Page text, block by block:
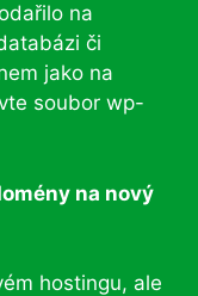
na
či
jako na
soubor wp-
na nový
hostingu, ale